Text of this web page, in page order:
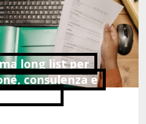
long list per
consulenza e
tecnica